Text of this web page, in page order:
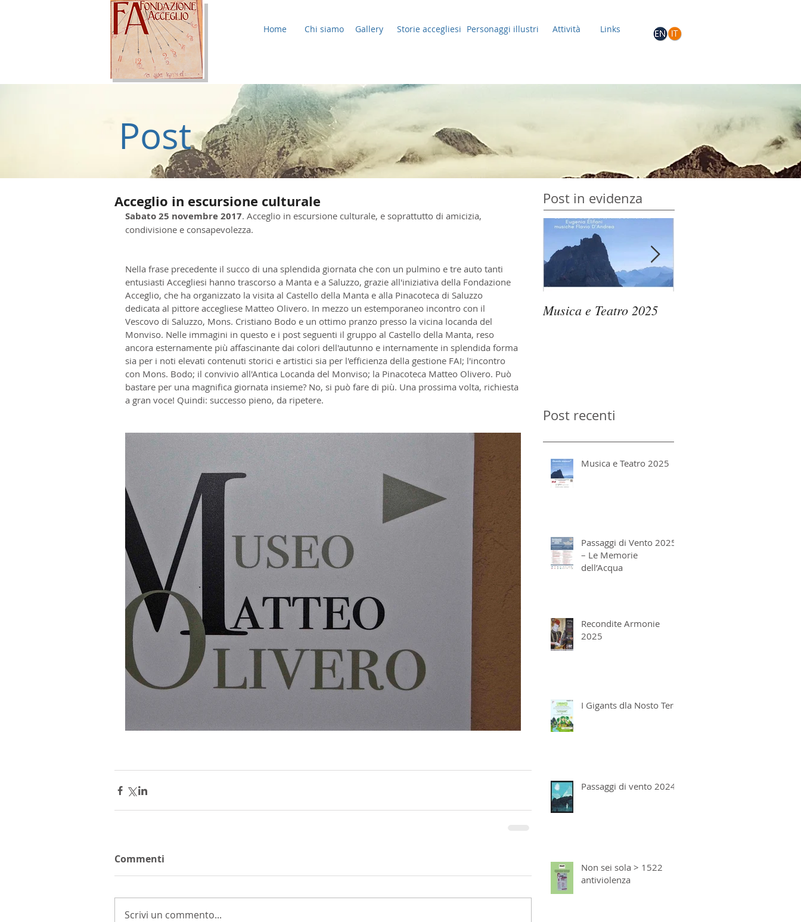
Home Chi siamo Gallery Storie accegliesi Personaggi illustri Attività Links
Post
Acceglio in escursione culturale
Sabato 25 novembre 2017. Acceglio in escursione culturale, e soprattutto di amicizia,
condivisione e consapevolezza.
Nella frase precedente il succo di una splendida giornata che con un pulmino e tre auto tanti
entusiasti Accegliesi hanno trascorso a Manta e a Saluzzo, grazie all'iniziativa della Fondazione
Acceglio, che ha organizzato la visita al Castello della Manta e alla Pinacoteca di Saluzzo
dedicata al pittore accegliese Matteo Olivero. In mezzo un estemporaneo incontro con il
Vescovo di Saluzzo, Mons. Cristiano Bodo e un ottimo pranzo presso la vicina locanda del
Monviso. Nelle immagini in questo e i post seguenti il gruppo al Castello della Manta, reso
ancora esternamente più affascinante dai colori dell'autunno e internamente in splendida forma
sia per i noti elevati contenuti storici e artistici sia per l'efficienza della gestione FAI; l'incontro
con Mons. Bodo; il convivio all'Antica Locanda del Monviso; la Pinacoteca Matteo Olivero. Può
bastare per una magnifica giornata insieme? No, si può fare di più. Una prossima volta, richiesta
a gran voce! Quindi: successo pieno, da ripetere.
Commenti
Scrivi un commento...
Post in evidenza
Musica e Teatro 2025
Post recenti
Musica e Teatro 2025
Passaggi di Vento 2025
– Le Memorie
dell’Acqua
Recondite Armonie
2025
I Gigants dla Nosto Tero
Passaggi di vento 2024
Non sei sola > 1522
antiviolenza